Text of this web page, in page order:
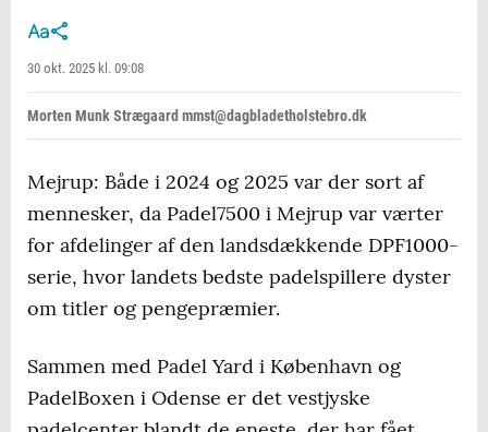
30 okt. 2025 kl. 09:08
Morten Munk Strægaard mmst@dagbladetholstebro.dk
Mejrup: Både i 2024 og 2025 var der sort af
mennesker, da Padel7500 i Mejrup var værter
for afdelinger af den landsdækkende DPF1000-
serie, hvor landets bedste padelspillere dyster
om titler og pengepræmier.
Sammen med Padel Yard i København og
PadelBoxen i Odense er det vestjyske